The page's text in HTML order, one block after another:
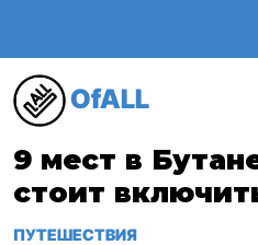
OfALL
9 мест в
стоит
ПУТЕШЕСТВИЯ